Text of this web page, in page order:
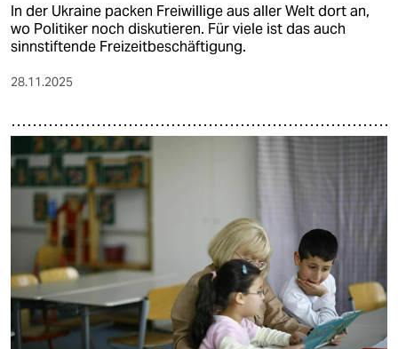
In der Ukraine packen Freiwillige aus aller Welt dort an,
wo Politiker noch diskutieren. Für viele ist das auch
sinnstiftende Freizeitbeschäftigung.
28.11.2025